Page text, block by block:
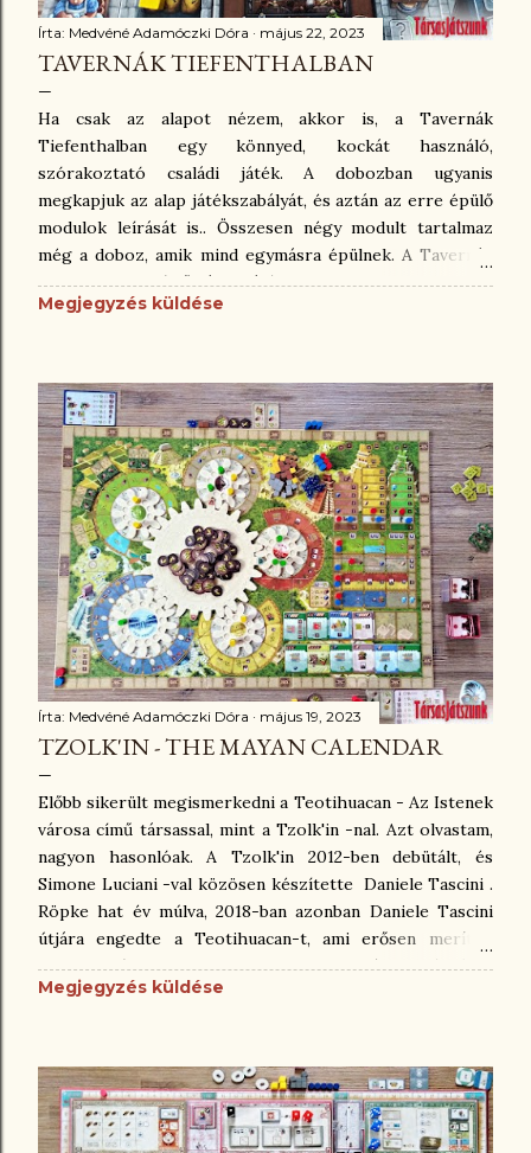
Írta: Medvéné Adamóczki Dóra május 22, 2023
TAVERNÁK TIEFENTHALBAN
Ha csak az alapot nézem, akkor is, a Tavernák
Tiefenthalban egy könnyed, kockát használó,
szórakoztató családi játék. A dobozban ugyanis
megkapjuk az alap játékszabályát, és aztán az erre épülő
modulok leírását is.. Összesen négy modult tartalmaz
még a doboz, amik mind egymásra épülnek. A Tavernák
Tiefenthalban című társasjátékot az a Wolfgang Warsch
készítette, aki a Kuruzslók Quedlinburgben-t is. Ha az
kocka is hatással volt, amikor kinéztem magamnak ezt a
társast, mert minden érdekel, amiben kockacsörgés van!
A játékostáblánkat minden játék előtt össze kell rakni,
mert több elemből áll, amket egymáshoz kell illeszteni.
Ez azért van így, mert játék közben fejleszteni lehet
bizonyos területeket a Tavernánkban, és ennek
legegyszerűbb módja, ha meg tudjuk fordítani az adott
elemet. Ha csak az alap játékkal játszunk, akkor bizonyos
kártyákat, alkatrészeket félre kell tenni, amik am...
Megjegyzés küldése
Írta: Medvéné Adamóczki Dóra május 19, 2023
TZOLK'IN - THE MAYAN CALENDAR
Előbb sikerült megismerkedni a Teotihuacan - Az Istenek
városa című társassal, mint a Tzolk'in -nal. Azt olvastam,
nagyon hasonlóak. A Tzolk'in 2012-ben debütált, és
Simone Luciani -val közösen készítette Daniele Tascini .
Röpke hat év múlva, 2018-ban azonban Daniele Tascini
útjára engedte a Teotihuacan-t, ami erősen merít a
Tzolk'in-ból. Mindezek mellett, vagy ellenére, a két játék
tökéletesen megfér egymás mellett, sőt! Arról
ki tudod számolni, mikor, hová éri meg lépni, viszont a
Teotihuacan-ban nagyobb ráhatásod van a történésekre.
Számomra a Ttzolk'in más. A fogaskerekek viszik a
Megjegyzés küldése